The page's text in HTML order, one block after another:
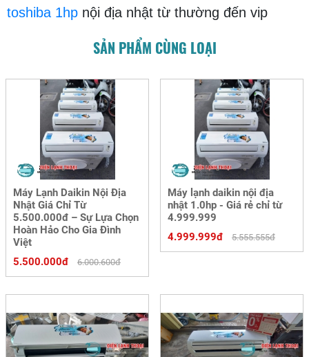
toshiba 1hp nội địa nhật từ thường đến vip
SẢN PHẨM CÙNG LOẠI
Máy Lạnh Daikin Nội Địa
Nhật Giá Chỉ Từ
5.500.000đ – Sự Lựa Chọn
Hoàn Hảo Cho Gia Đình
Việt
5.500.000đ
6.000.600đ
Máy lạnh daikin nội địa
nhật 1.0hp - Giá rẻ chỉ từ
4.999.999
4.999.999đ
5.555.555đ